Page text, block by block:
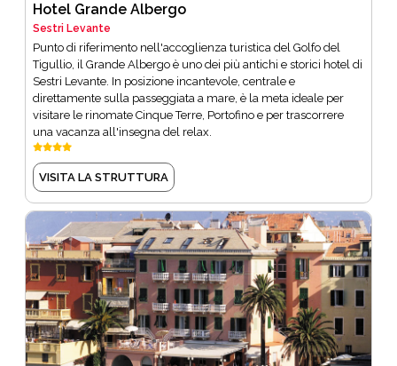
Hotel Grande Albergo
Sestri Levante
Punto di riferimento nell'accoglienza turistica del Golfo del
Tigullio, il Grande Albergo è uno dei più antichi e storici hotel di
Sestri Levante. In posizione incantevole, centrale e
direttamente sulla passeggiata a mare, è la meta ideale per
visitare le rinomate Cinque Terre, Portofino e per trascorrere
una vacanza all'insegna del relax.
VISITA LA STRUTTURA